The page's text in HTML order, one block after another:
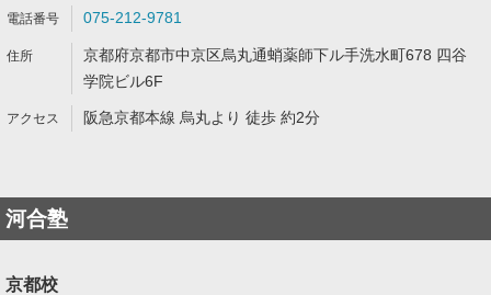
075-212-9781
京都府京都市中京区烏丸通蛸薬師下ル手洗水町678 四谷
学院ビル6F
阪急京都本線 烏丸より 徒歩 約2分
河合塾
京都校